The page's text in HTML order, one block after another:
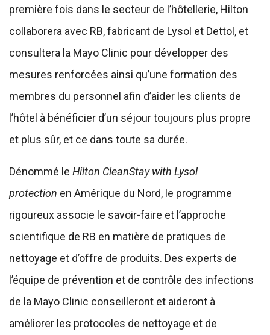
première fois dans le secteur de l’hôtellerie, Hilton
collaborera avec RB, fabricant de Lysol et Dettol, et
consultera la Mayo Clinic pour développer des
mesures renforcées ainsi qu’une formation des
membres du personnel afin d’aider les clients de
l’hôtel à bénéficier d’un séjour toujours plus propre
et plus sûr, et ce dans toute sa durée.
Dénommé le Hilton CleanStay with Lysol
protection en Amérique du Nord, le programme
rigoureux associe le savoir-faire et l’approche
scientifique de RB en matière de pratiques de
nettoyage et d’offre de produits. Des experts de
l’équipe de prévention et de contrôle des infections
de la Mayo Clinic conseilleront et aideront à
améliorer les protocoles de nettoyage et de